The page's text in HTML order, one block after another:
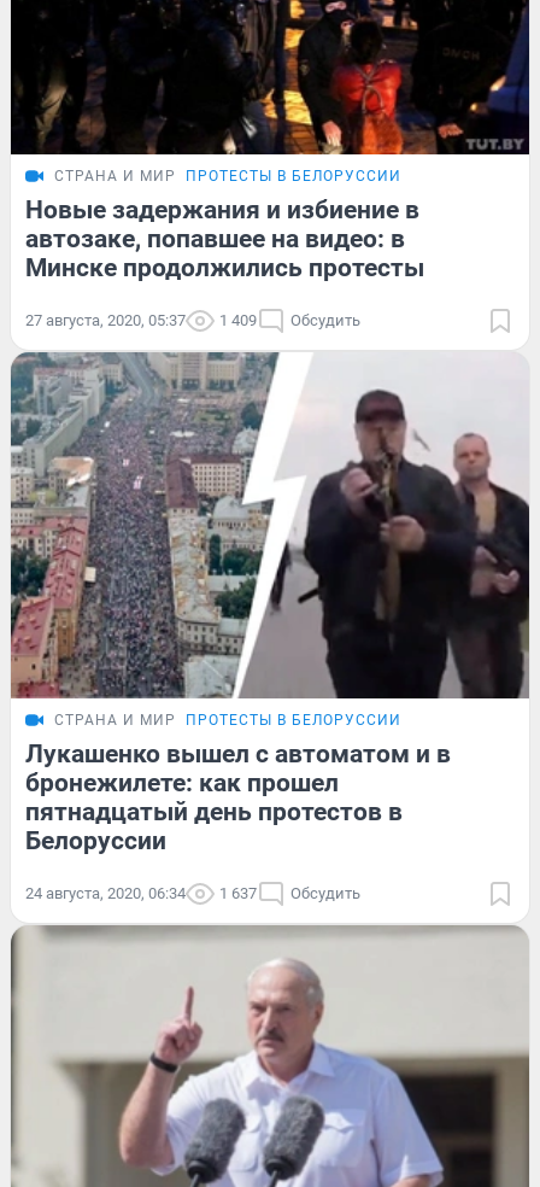
СТРАНА И МИР ПРОТЕСТЫ В БЕЛОРУССИИ
Новые задержания и избиение в
автозаке, попавшее на видео: в
Минске продолжились протесты
27 августа, 2020, 05:37 1 409 Обсудить
СТРАНА И МИР ПРОТЕСТЫ В БЕЛОРУССИИ
Лукашенко вышел с автоматом и в
бронежилете: как прошел
пятнадцатый день протестов в
Белоруссии
24 августа, 2020, 06:34 1 637 Обсудить